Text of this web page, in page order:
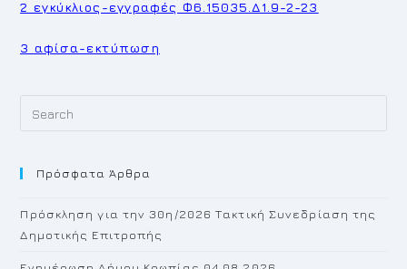
2 εγκύκλιος-εγγραφές Φ6.15035.Δ1.9-2-23
3 αφίσα-εκτύπωση
Πρόσφατα Άρθρα
Πρόσκληση για την 30η/2026 Τακτική Συνεδρίαση της
Δημοτικής Επιτροπής